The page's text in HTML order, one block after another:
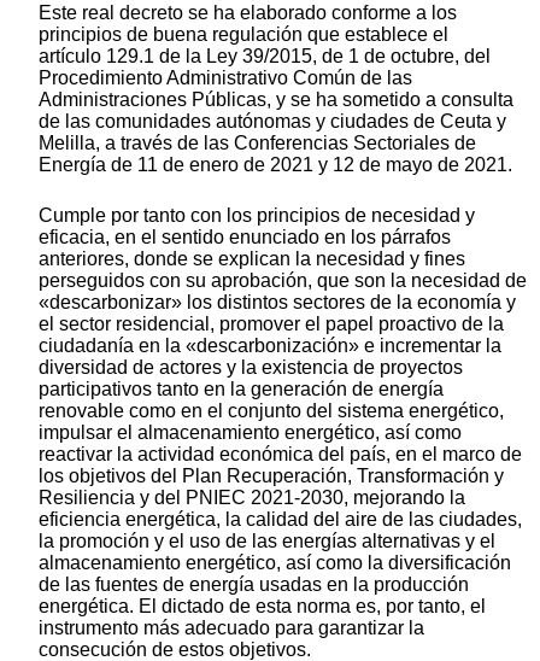
Este real decreto se ha elaborado conforme a los
principios de buena regulación que establece el
artículo 129.1 de la Ley 39/2015, de 1 de octubre, del
Procedimiento Administrativo Común de las
Administraciones Públicas, y se ha sometido a consulta
de las comunidades autónomas y ciudades de Ceuta y
Melilla, a través de las Conferencias Sectoriales de
Energía de 11 de enero de 2021 y 12 de mayo de 2021.
Cumple por tanto con los principios de necesidad y
eficacia, en el sentido enunciado en los párrafos
anteriores, donde se explican la necesidad y fines
perseguidos con su aprobación, que son la necesidad de
«descarbonizar» los distintos sectores de la economía y
el sector residencial, promover el papel proactivo de la
ciudadanía en la «descarbonización» e incrementar la
diversidad de actores y la existencia de proyectos
participativos tanto en la generación de energía
renovable como en el conjunto del sistema energético,
impulsar el almacenamiento energético, así como
reactivar la actividad económica del país, en el marco de
los objetivos del Plan Recuperación, Transformación y
Resiliencia y del PNIEC 2021-2030, mejorando la
eficiencia energética, la calidad del aire de las ciudades,
la promoción y el uso de las energías alternativas y el
almacenamiento energético, así como la diversificación
de las fuentes de energía usadas en la producción
energética. El dictado de esta norma es, por tanto, el
instrumento más adecuado para garantizar la
consecución de estos objetivos.